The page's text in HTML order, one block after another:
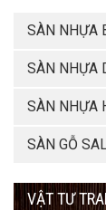
SÀN NHỰA
SÀN NHỰA
SÀN NHỰA
SÀN GỖ
VẬT TƯ